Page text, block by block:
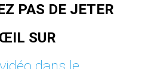
PAS DE JETER
SUR